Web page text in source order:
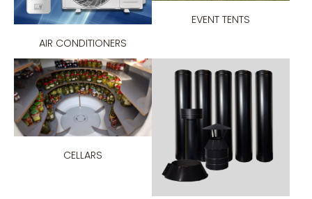
AIR CONDITIONERS
EVENT TENTS
CELLARS